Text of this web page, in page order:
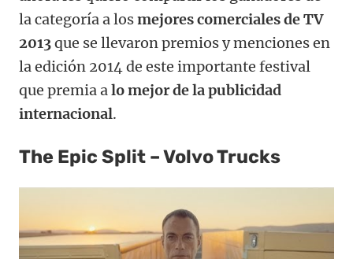
la categoría a losmejores comerciales de TV
2013que se llevaron premios y menciones en
la edición 2014 de este importante festival
que premia alo mejor de la publicidad
internacional.
The Epic Split – Volvo Trucks